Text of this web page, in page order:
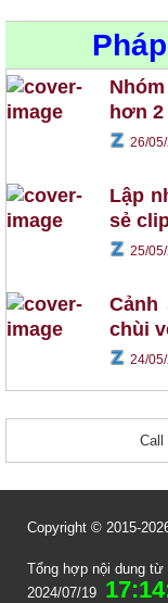
hơn
26/
Lập
sẻ
25/
Cảnh
chùi
24/
Call
Copyright © 2015-
Tổng hợp nội dung từ
2024/07/19